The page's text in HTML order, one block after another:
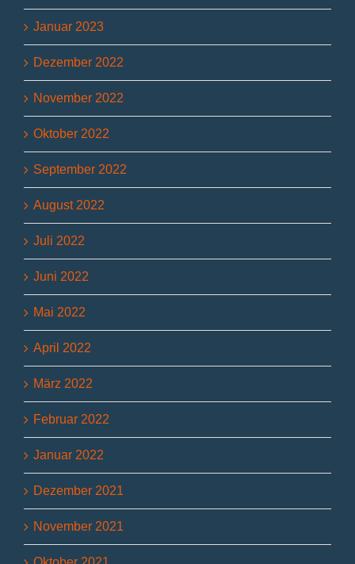
Januar 2023
Dezember 2022
November 2022
Oktober 2022
September 2022
August 2022
Juli 2022
Juni 2022
Mai 2022
April 2022
März 2022
Februar 2022
Januar 2022
Dezember 2021
November 2021